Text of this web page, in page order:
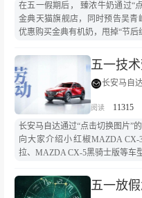
在五一假期后， 臻浓牛奶通过“
金典天猫旗舰店，同时预告吴
优惠购买金典有机奶，甩掉“节后
五一技
长安马自
11315
长安马自达通过“点击切换图片”
向大家介绍小红椒MAZDA
拉、MAZDA CX-5黑骑士版等车